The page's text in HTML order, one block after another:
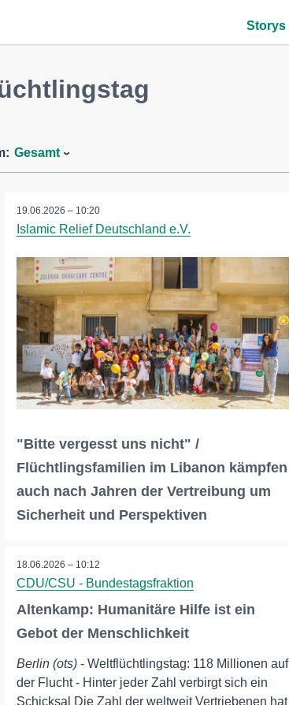
Storys
Gesamt
19.06.2026 – 10:20
Islamic Relief Deutschland e.V.
"Bitte vergesst uns nicht" /
Flüchtlingsfamilien im Libanon kämpfen
auch nach Jahren der Vertreibung um
Sicherheit und Perspektiven
18.06.2026 – 10:12
CDU/CSU - Bundestagsfraktion
Altenkamp: Humanitäre Hilfe ist ein
Gebot der Menschlichkeit
Berlin (ots)- Weltflüchtlingstag: 118 Millionen auf
der Flucht - Hinter jeder Zahl verbirgt sich ein
Schicksal Die Zahl der weltweit Vertriebenen hat